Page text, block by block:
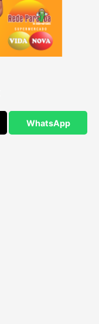
WhatsApp